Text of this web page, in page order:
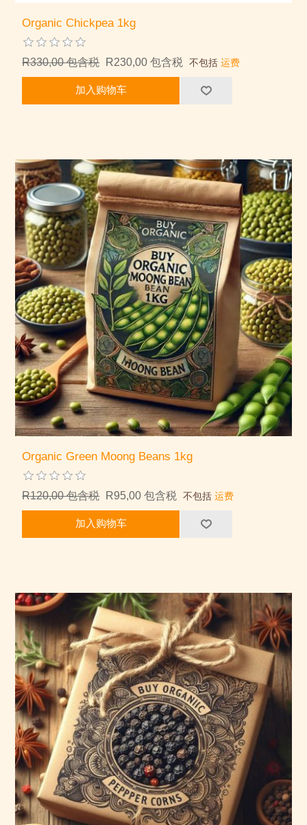
Organic Chickpea 1kg
R330,00 包含税 R230,00 包含税 不包括运费
加入购物车
Organic Green Moong Beans 1kg
R120,00 包含税 R95,00 包含税 不包括运费
加入购物车